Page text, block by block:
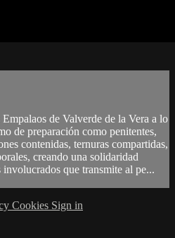
de Valverde de la Vera a lo
de preparación como penitentes,
contenidas, ternuras compartidas,
creando una solidaridad
que transmite al pe...
Cookies Sign in